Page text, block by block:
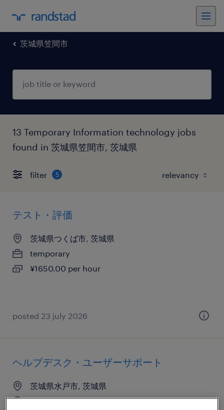
茨城県笠間市
13 Temporary Information technology jobs
found in 茨城県笠間市, 茨城県
filter 5
テスト・評価
茨城県つくば市, 茨城県
temporary
¥1650.00 per hour
posted 23 july 2026
ヘルプデスク・ユーザーサポート
茨城県水戸市, 茨城県
temporary